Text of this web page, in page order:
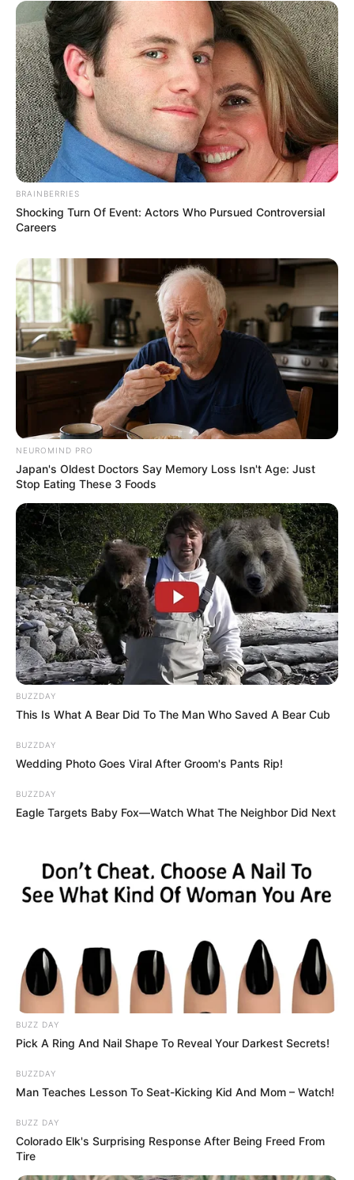
A gyászoló család és barátok egyetlen
kapaszkodója a gondolat: talán odafent már újra
találkoztak. Ahol nincs több szenvedés, csak apa
karjaiban a kisfia.
BRAINBERRIES
Shocking Turn Of Event: Actors Who Pursued Controversial
Careers
NEUROMIND PRO
Japan's Oldest Doctors Say Memory Loss Isn't Age: Just
Stop Eating These 3 Foods
BUZZDAY
This Is What A Bear Did To The Man Who Saved A Bear Cub
BUZZDAY
Wedding Photo Goes Viral After Groom's Pants Rip!
BUZZDAY
Eagle Targets Baby Fox—Watch What The Neighbor Did Next
BUZZ DAY
Pick A Ring And Nail Shape To Reveal Your Darkest Secrets!
BUZZDAY
Man Teaches Lesson To Seat-Kicking Kid And Mom – Watch!
BUZZ DAY
Colorado Elk's Surprising Response After Being Freed From
Tire